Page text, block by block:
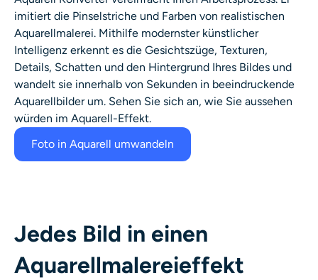
imitiert die Pinselstriche und Farben von realistischen
Aquarellmalerei. Mithilfe modernster künstlicher
Intelligenz erkennt es die Gesichtszüge, Texturen,
Details, Schatten und den Hintergrund Ihres Bildes und
wandelt sie innerhalb von Sekunden in beeindruckende
Aquarellbilder um. Sehen Sie sich an, wie Sie aussehen
würden im Aquarell-Effekt.
Foto in Aquarell umwandeln
Jedes Bild in einen
Aquarellmalereieffekt